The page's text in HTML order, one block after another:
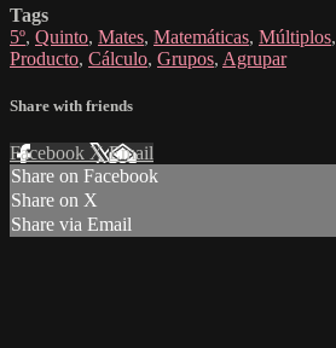
Tags
5º, Quinto, Mates, Matemáticas, Múltiplos,
Producto, Cálculo, Grupos, Agrupar
Share with friends
Facebook XEmail
Share on Facebook
Share on X
Share via Email